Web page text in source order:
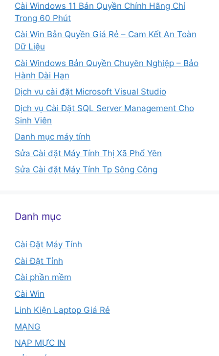
Cài Windows 11 Bản Quyền Chính Hãng Chỉ
Trong 60 Phút
Cài Win Bản Quyền Giá Rẻ – Cam Kết An Toàn
Dữ Liệu
Cài Windows Bản Quyền Chuyên Nghiệp – Bảo
Hành Dài Hạn
Dịch vụ cài đặt Microsoft Visual Studio
Dịch vụ Cài Đặt SQL Server Management Cho
Sinh Viên
Danh mục máy tính
Sửa Cài đặt Máy Tính Thị Xã Phổ Yên
Sửa Cài đặt Máy Tính Tp Sông Công
Danh mục
Cài Đặt Máy Tính
Cài Đặt Tỉnh
Cài phần mềm
Cài Win
Linh Kiện Laptop Giá Rẻ
MẠNG
NẠP MỰC IN